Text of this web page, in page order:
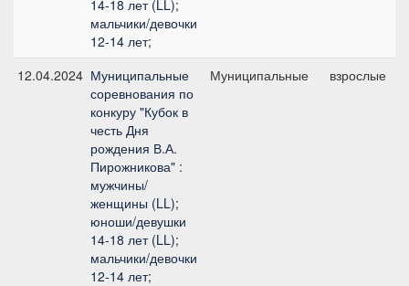
14-18 лет (LL);
мальчики/девочки
12-14 лет;
12.04.2024 Муниципальные
соревнования по
конкуру "Кубок в
честь Дня
рождения В.А.
Пирожникова" :
мужчины/
женщины (LL);
юноши/девушки
14-18 лет (LL);
мальчики/девочки
12-14 лет;
Муниципальные взрослые